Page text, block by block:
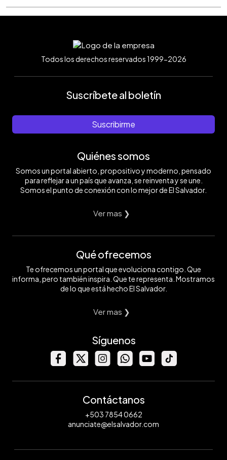
Todos los derechos reservados 1999-2026
Suscríbete al boletín
Suscribirme
Quiénes somos
Somos un portal abierto, propositivo y moderno, pensado
para reflejar a un país que avanza, se reinventa y se une.
Somos el punto de conexión con lo mejor de El Salvador.
Ver mas ❯
Qué ofrecemos
Te ofrecemos un portal que evoluciona contigo. Que
informa, pero también inspira. Que te representa. Mostramos
de lo que está hecho El Salvador.
Ver mas ❯
Síguenos
Contáctanos
+503 7854 0662
anunciate@elsalvador.com